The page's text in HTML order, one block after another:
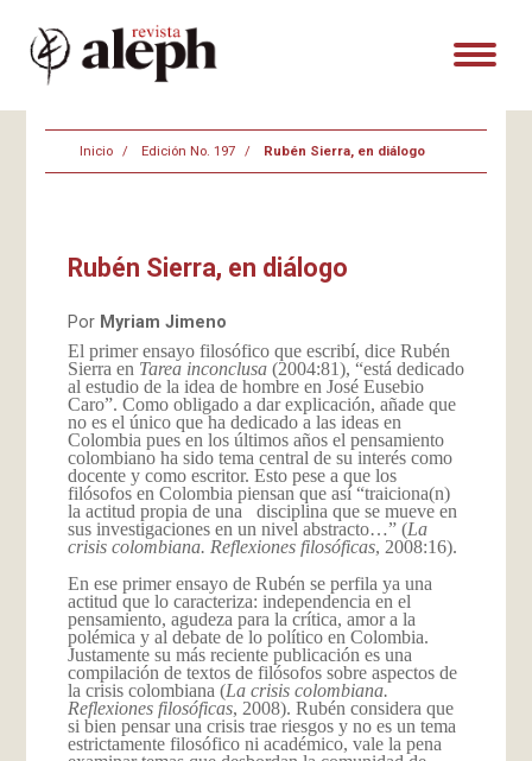
Inicio Edición No. 197 Rubén Sierra, en diálogo
Rubén Sierra, en diálogo
Por Myriam Jimeno
El primer ensayo filosófico que escribí, dice Rubén
Sierra en Tarea inconclusa(2004:81), “está dedicado
al estudio de la idea de hombre en José Eusebio
Caro”. Como obligado a dar explicación, añade que
no es el único que ha dedicado a las ideas en
Colombia pues en los últimos años el pensamiento
colombiano ha sido tema central de su interés como
docente y como escritor. Esto pese a que los
filósofos en Colombia piensan que así “traiciona(n)
la actitud propia de una disciplina que se mueve en
sus investigaciones en un nivel abstracto…” (La
crisis colombiana. Reflexiones filosóficas, 2008:16).
En ese primer ensayo de Rubén se perfila ya una
actitud que lo caracteriza: independencia en el
pensamiento, agudeza para la crítica, amor a la
polémica y al debate de lo político en Colombia.
Justamente su más reciente publicación es una
compilación de textos de filósofos sobre aspectos de
la crisis colombiana (La crisis colombiana.
Reflexiones filosóficas, 2008). Rubén considera que
si bien pensar una crisis trae riesgos y no es un tema
estrictamente filosófico ni académico, vale la pena